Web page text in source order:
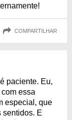
COMPARTILHAR
paciente. Eu,
essa
especial, que
sentidos. E